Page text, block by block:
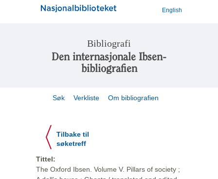
English
Bibliografi
Den internasjonale Ibsen-
bibliografien
Søk Verkliste Om bibliografien
Tilbake til
søketreff
Tittel:
The Oxford Ibsen. Volume V. Pillars of society ;